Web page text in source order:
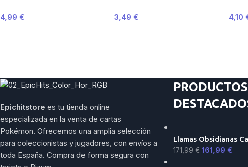
4,99 € 3,49 € 4,10
Epichitstore es tu tienda online
especializada en la venta de cartas
Pokémon. Ofrecemos una amplia selección
para coleccionistas y jugadores, con envíos a
toda España. Compra de forma segura con
PRODUCTOS
Llamas Obsidianas
171,99€ 161,99 €